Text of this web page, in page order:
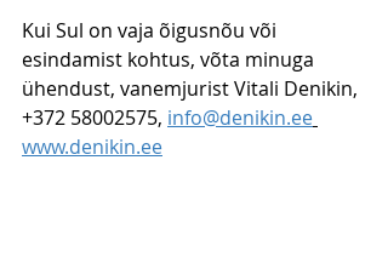
Kui Sul on vaja õigusnõu või
esindamist kohtus, võta minuga
ühendust, vanemjurist Vitali Denikin,
+372 58002575, info@denikin.ee
www.denikin.ee